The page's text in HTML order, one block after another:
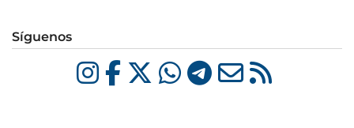
Síguenos